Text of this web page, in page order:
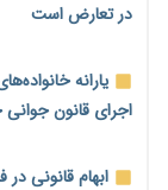
مرحله سیزدهم
در تعارض است
اجرای قانون
ابهام قانونی